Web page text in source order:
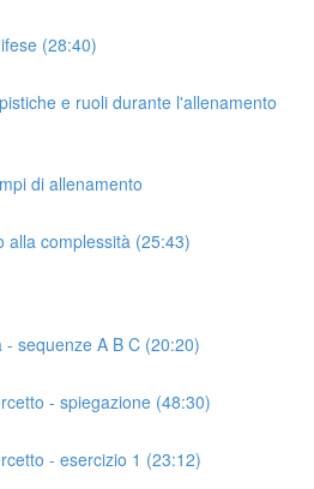
(28:40)
e ruoli durante l'allenamento
di allenamento
alla complessità (25:43)
- sequenze A B C (20:20)
- spiegazione (48:30)
- esercizio 1 (23:12)